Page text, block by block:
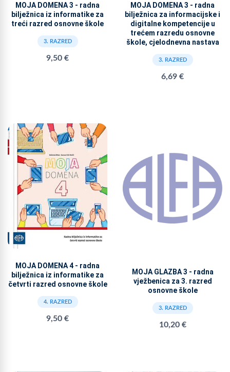
MOJA DOMENA 3 - radna
bilježnica iz informatike za
treći razred osnovne škole
3. RAZRED
9,50 €
MOJA DOMENA 3 - radna
bilježnica za informacijske i
digitalne kompetencije u
trećem razredu osnovne
škole, cjelodnevna nastava
3. RAZRED
6,69 €
MOJA DOMENA 4 - radna
bilježnica iz informatike za
četvrti razred osnovne škole
4. RAZRED
9,50 €
MOJA GLAZBA 3 - radna
vježbenica za 3. razred
osnovne škole
3. RAZRED
10,20 €